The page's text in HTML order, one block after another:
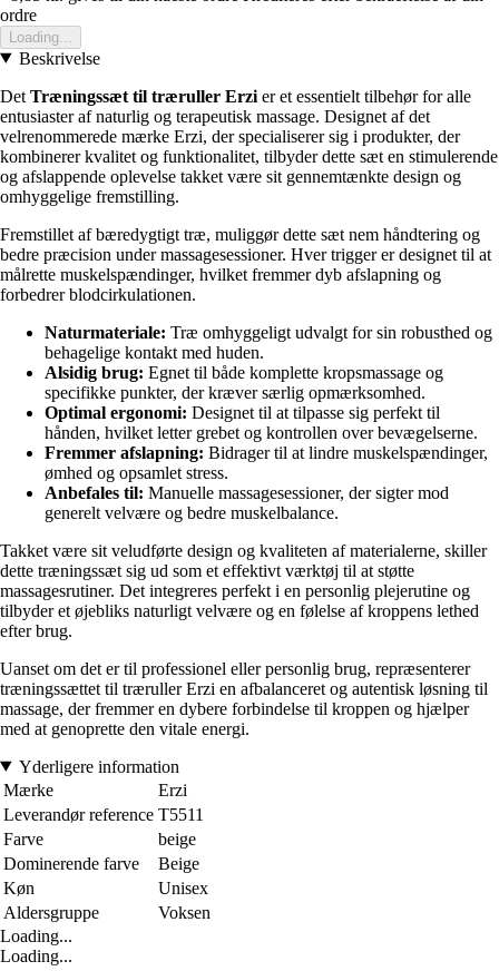
ordre
Loading...
Beskrivelse
Det Træningssæt til træruller Erzi er et essentielt tilbehør for alle
entusiaster af naturlig og terapeutisk massage. Designet af det
velrenommerede mærke Erzi, der specialiserer sig i produkter, der
kombinerer kvalitet og funktionalitet, tilbyder dette sæt en stimulerende
og afslappende oplevelse takket være sit gennemtænkte design og
omhyggelige fremstilling.
Fremstillet af bæredygtigt træ, muliggør dette sæt nem håndtering og
bedre præcision under massagesessioner. Hver trigger er designet til at
målrette muskelspændinger, hvilket fremmer dyb afslapning og
forbedrer blodcirkulationen.
Naturmateriale: Træ omhyggeligt udvalgt for sin robusthed og
behagelige kontakt med huden.
Alsidig brug: Egnet til både komplette kropsmassage og
specifikke punkter, der kræver særlig opmærksomhed.
Optimal ergonomi: Designet til at tilpasse sig perfekt til
hånden, hvilket letter grebet og kontrollen over bevægelserne.
Fremmer afslapning: Bidrager til at lindre muskelspændinger,
ømhed og opsamlet stress.
Anbefales til: Manuelle massagesessioner, der sigter mod
generelt velvære og bedre muskelbalance.
Takket være sit veludførte design og kvaliteten af materialerne, skiller
dette træningssæt sig ud som et effektivt værktøj til at støtte
massagesrutiner. Det integreres perfekt i en personlig plejerutine og
tilbyder et øjebliks naturligt velvære og en følelse af kroppens lethed
efter brug.
Uanset om det er til professionel eller personlig brug, repræsenterer
træningssættet til træruller Erzi en afbalanceret og autentisk løsning til
massage, der fremmer en dybere forbindelse til kroppen og hjælper
med at genoprette den vitale energi.
Yderligere information
Mærke
Erzi
Leverandør reference T5511
Farve
beige
Dominerende farve
Beige
Køn
Unisex
Aldersgruppe
Voksen
Loading...
Loading...